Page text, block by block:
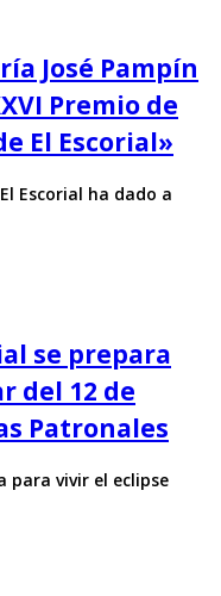
José Pampín
Premio de
El Escorial»
Escorial ha dado a
se prepara
del 12 de
Patronales
para vivir el eclipse